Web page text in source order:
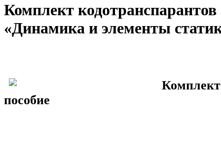
Комплект
«Динамика и элементы
пособие